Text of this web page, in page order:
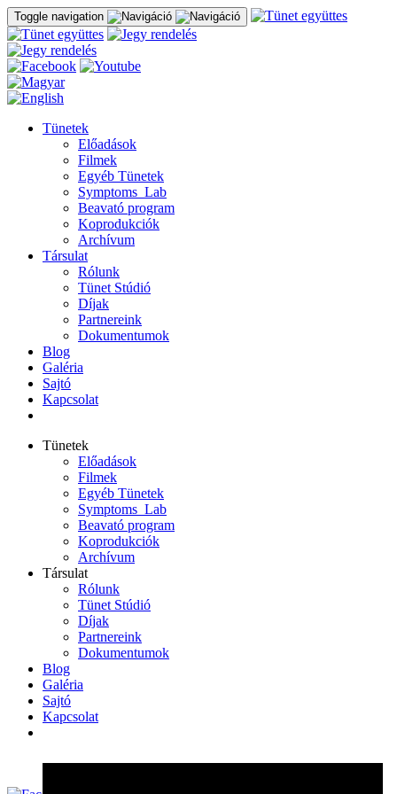
Toggle navigation
Tünetek
Előadások
Filmek
Egyéb Tünetek
Symptoms_Lab
Beavató program
Koprodukciók
Archívum
Társulat
Rólunk
Tünet Stúdió
Díjak
Partnereink
Dokumentumok
Blog
Galéria
Sajtó
Kapcsolat
Tünetek
Előadások
Filmek
Egyéb Tünetek
Symptoms_Lab
Beavató program
Koprodukciók
Archívum
Társulat
Rólunk
Tünet Stúdió
Díjak
Partnereink
Dokumentumok
Blog
Galéria
Sajtó
Kapcsolat